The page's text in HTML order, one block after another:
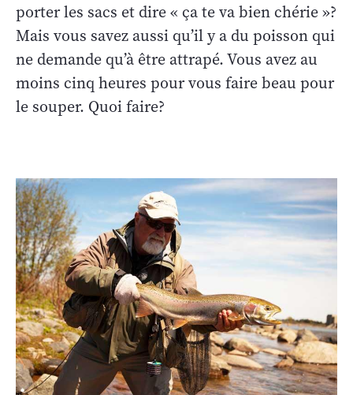
porter les sacs et dire « ça te va bien chérie »?
Mais vous savez aussi qu’il y a du poisson qui
ne demande qu’à être attrapé. Vous avez au
moins cinq heures pour vous faire beau pour
le souper. Quoi faire?